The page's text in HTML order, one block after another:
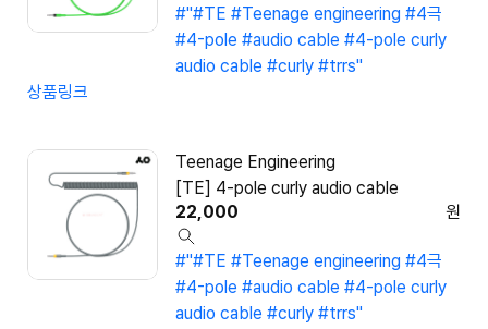
#"#TE #Teenage engineering #4극
#4-pole #audio cable #4-pole curly
audio cable #curly #trrs"
상품링크
Teenage Engineering
[TE] 4-pole curly audio cable
22,000
원
#"#TE #Teenage engineering #4극
#4-pole #audio cable #4-pole curly
audio cable #curly #trrs"